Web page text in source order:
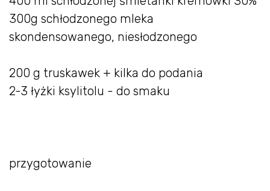
300g schłodzonego mleka
skondensowanego, niesłodzonego
200 g truskawek + kilka do podania
2-3 łyżki ksylitolu - do smaku
przygotowanie